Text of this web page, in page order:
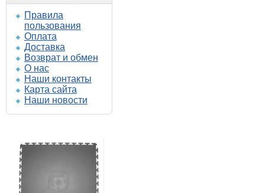
Правила
пользования
Оплата
Доставка
Возврат и обмен
О нас
Наши контакты
Карта сайта
Наши новости